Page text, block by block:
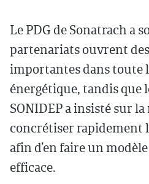
Le PDG de Sonatrach a
partenariats ouvrent
importantes dans toute
énergétique, tandis que
SONIDEP a insisté sur
concrétiser rapidement
afin d’en faire un
efficace.